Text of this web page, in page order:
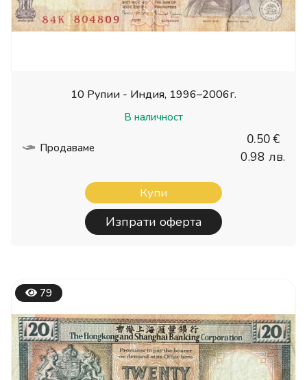
10 Рупии - Индия, 1996–2006г.
В наличност
Продаваме
0.50 €
0.98 лв.
Купи
Изпрати оферта
79